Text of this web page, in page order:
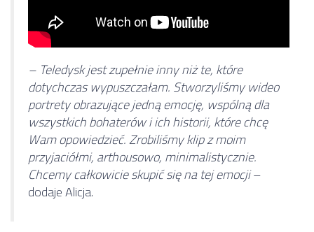
– Teledysk jest zupełnie inny niż te, które
dotychczas wypuszczałam. Stworzyliśmy wideo
portrety obrazujące jedną emocję, wspólną dla
wszystkich bohaterów i ich historii, które chcę
Wam opowiedzieć. Zrobiliśmy klip z moim
przyjaciółmi, arthousowo, minimalistycznie.
Chcemy całkowicie skupić się na tej emocji–
dodaje Alicja.